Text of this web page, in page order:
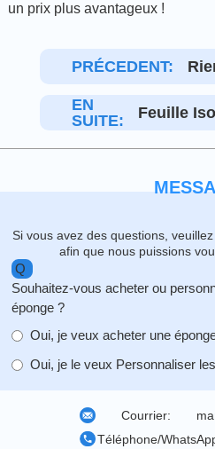
un prix plus avantageux !
PRÉCEDENT:
EN
SUITE:
Feuille
Se De
Si vous avez des questions,
afin que nous puissions
Q
Souhaitez-vous acheter ou
éponge ?
Oui, je veux acheter une
Oui, je le veux Personnaliser
Courrier:
Téléphone/